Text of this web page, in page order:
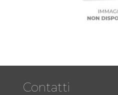
Contatti